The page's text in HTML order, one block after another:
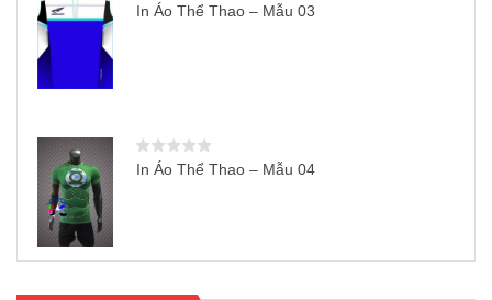
In Áo Thể Thao – Mẫu 03
In Áo Thể Thao – Mẫu 04